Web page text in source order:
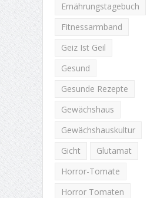
Ernährungstagebuch
Fitnessarmband
Geiz Ist Geil
Gesund
Gesunde Rezepte
Gewächshaus
Gewächshauskultur
Gicht
Glutamat
Horror-Tomate
Horror Tomaten